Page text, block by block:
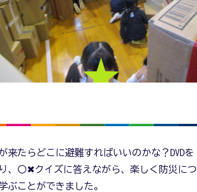
来たらどこに避難すればいいのかな？DVDを
、〇✖クイズに答えながら、楽しく防災につ
ぶことができました。